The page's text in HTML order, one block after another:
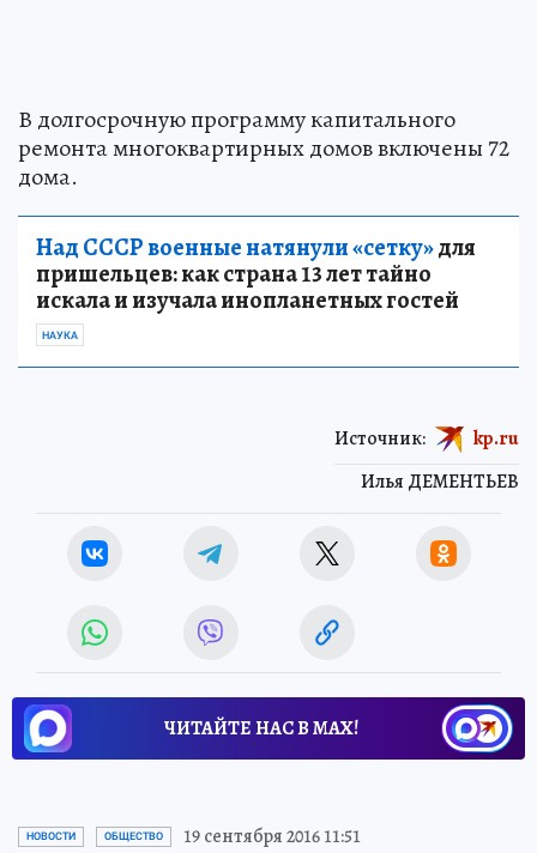
В долгосрочную программу капитального
ремонта многоквартирных домов включены 72
дома.
Над СССР военные натянули «сетку»для
пришельцев: как страна 13 лет тайно
искала и изучала инопланетных гостей
НАУКА
Илья ДЕМЕНТЬЕВ
Источник: kp.ru
ЧИТАЙТЕ НАС В МАХ!
НОВОСТИ ОБЩЕСТВО 19 сентября 2016 11:51